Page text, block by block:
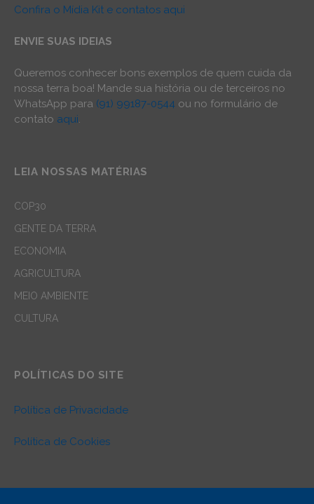
Confira o Mídia Kit e contatos aqui
ENVIE SUAS IDEIAS
Queremos conhecer bons exemplos de quem cuida da
nossa terra boa! Mande sua história ou de terceiros no
WhatsApp para (91) 99187-0544 ou no formulário de
contato aqui.
LEIA NOSSAS MATÉRIAS
COP30
GENTE DA TERRA
ECONOMIA
AGRICULTURA
MEIO AMBIENTE
CULTURA
POLÍTICAS DO SITE
Política de Privacidade
Política de Cookies